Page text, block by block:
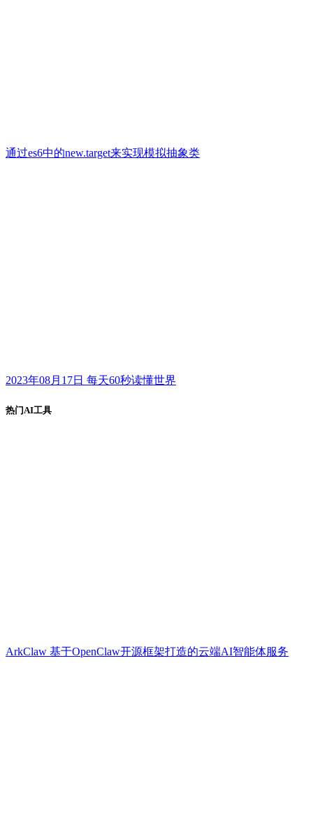
通过es6中的new.target来实现模拟抽象类
2023年08月17日 每天60秒读懂世界
热门AI工具
ArkClaw 基于OpenClaw开源框架打造的云端AI智能体服务